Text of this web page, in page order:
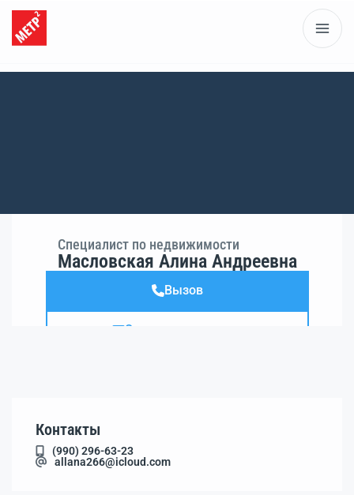
Специалист по недвижимости
Масловская Алина Андреевна
Вызов
Электронная почта
Контакты
(990) 296-63-23
allana266@icloud.com